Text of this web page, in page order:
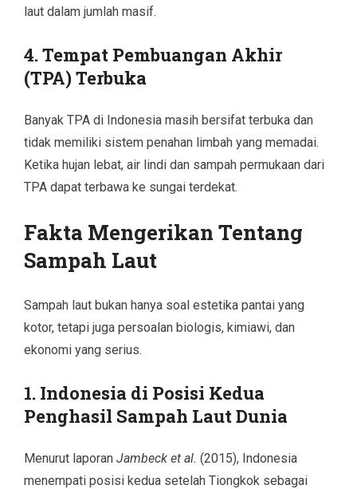
laut dalam jumlah masif.
4. Tempat Pembuangan Akhir
(TPA) Terbuka
Banyak TPA di Indonesia masih bersifat terbuka dan
tidak memiliki sistem penahan limbah yang memadai.
Ketika hujan lebat, air lindi dan sampah permukaan dari
TPA dapat terbawa ke sungai terdekat.
Fakta Mengerikan Tentang
Sampah Laut
Sampah laut bukan hanya soal estetika pantai yang
kotor, tetapi juga persoalan biologis, kimiawi, dan
ekonomi yang serius.
1. Indonesia di Posisi Kedua
Penghasil Sampah Laut Dunia
Menurut laporan Jambeck et al. (2015), Indonesia
menempati posisi kedua setelah Tiongkok sebagai